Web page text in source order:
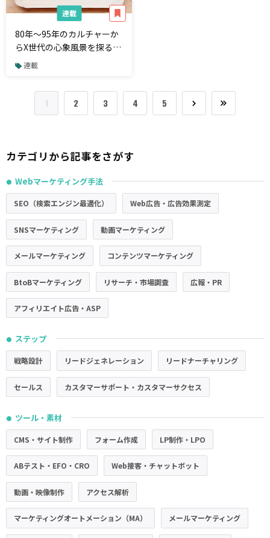
連載
80年～95年のカルチャーか
らX世代の心象風景を探る。
時代の「映し鏡」として、
連載
1 2 3 4 5
カテゴリから記事をさがす
● Webマーケティング手法
SEO（検索エンジン最適化） Web広告・広告効果測定
SNSマーケティング 動画マーケティング
メールマーケティング コンテンツマーケティング
BtoBマーケティング リサーチ・市場調査 広報・PR
アフィリエイト広告・ASP
● ステップ
戦略設計 リードジェネレーション リードナーチャリング
セールス カスタマーサポート・カスタマーサクセス
● ツール・素材
CMS・サイト制作 フォーム作成 LP制作・LPO
ABテスト・EFO・CRO Web接客・チャットボット
動画・映像制作 アクセス解析
マーケティングオートメーション（MA） メールマーケティング